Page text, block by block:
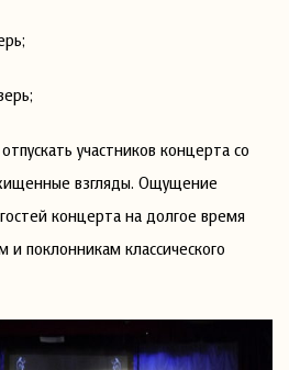
участников концерта со
взгляды. Ощущение
концерта на долгое время
и поклонникам классического